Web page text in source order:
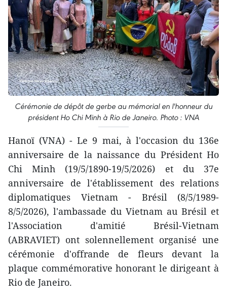
Cérémonie de dépôt de gerbe au mémorial en l'honneur du
président Ho Chi Minh à Rio de Janeiro. Photo : VNA
Hanoï (VNA) - Le 9 mai, à l'occasion du 136e
anniversaire de la naissance du Président Ho
Chi Minh (19/5/1890-19/5/2026) et du 37e
anniversaire de l'établissement des relations
diplomatiques Vietnam - Brésil (8/5/1989-
8/5/2026), l'ambassade du Vietnam au Brésil et
l'Association d'amitié Brésil-Vietnam
(ABRAVIET) ont solennellement organisé une
cérémonie d'offrande de fleurs devant la
plaque commémorative honorant le dirigeant à
Rio de Janeiro.